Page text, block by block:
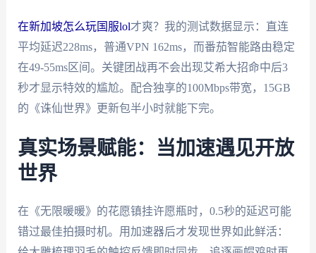
在新加坡怎么玩国服lol才爽？我的测试数据显示：直连
平均延迟228ms，普通VPN 162ms，而番茄智能路由稳定
在49-55ms区间。关键团战再不会出现艾希大招命中后3
秒才显示特效的尴尬。配合独享的100Mbps带宽，15GB
的《诛仙世界》更新包半小时就能下完。
真实场景赋能：当加速遇见开放
世界
在《无限暖暖》的花愿镇挂许愿瓶时，0.5秒的延迟可能
错过最佳拍摄时机。用加速器后才发现世界如此鲜活：